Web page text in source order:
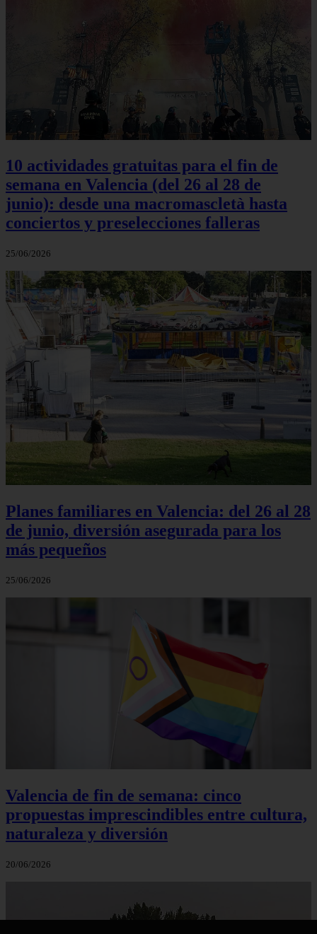
10 actividades gratuitas para el fin de
semana en Valencia (del 26 al 28 de
junio): desde una macromascletà hasta
conciertos y preselecciones falleras
25/06/2026
Planes familiares en Valencia: del 26 al 28
de junio, diversión asegurada para los
más pequeños
25/06/2026
Valencia de fin de semana: cinco
propuestas imprescindibles entre cultura,
naturaleza y diversión
20/06/2026